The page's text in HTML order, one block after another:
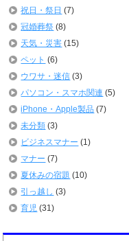
祝日・祭日 (7)
冠婚葬祭 (8)
天気・災害 (15)
ペット (6)
ウワサ・迷信 (3)
パソコン・スマホ関連 (5)
iPhone・Apple製品 (7)
未分類 (3)
ビジネスマナー (1)
マナー (7)
夏休みの宿題 (10)
引っ越し (3)
育児 (31)